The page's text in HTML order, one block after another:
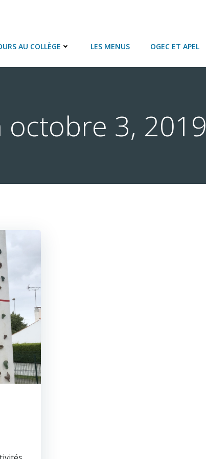
AU COLLÈGE LES MENUS OGEC ET APEL
octobre 3, 2019